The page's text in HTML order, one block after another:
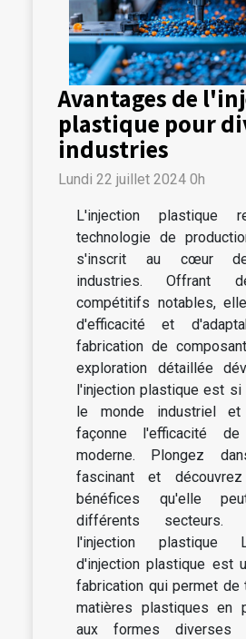
Avantages de
plastique pour
industries
Lundi 22 juillet 2024 0h
L'injection plastique
technologie de
s'inscrit au cœur de
industries. Offrant
compétitifs notables,
d'efficacité et
fabrication de
exploration détaillée
l'injection plastique est
le monde industriel
façonne l'efficacité
moderne. Plongez
fascinant et
bénéfices qu'elle
différents secteurs.
l'injection plastique
d'injection plastique est
fabrication qui permet de
matières plastiques en
aux formes diverses